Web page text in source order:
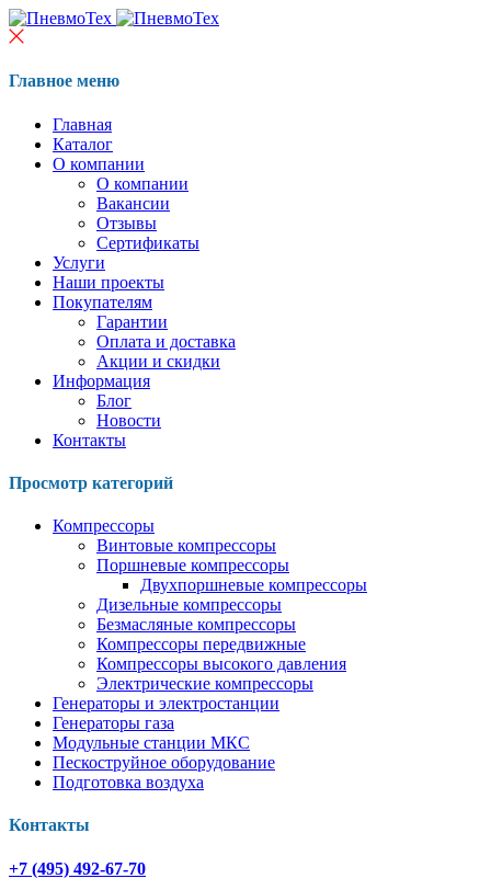
Главное меню
Главная
Каталог
О компании
О компании
Вакансии
Отзывы
Сертификаты
Услуги
Наши проекты
Покупателям
Гарантии
Оплата и доставка
Акции и скидки
Информация
Блог
Новости
Контакты
Просмотр категорий
Компрессоры
Винтовые компрессоры
Поршневые компрессоры
Двухпоршневые компрессоры
Дизельные компрессоры
Безмасляные компрессоры
Компрессоры передвижные
Компрессоры высокого давления
Электрические компрессоры
Генераторы и электростанции
Генераторы газа
Модульные станции МКС
Пескоструйное оборудование
Подготовка воздуха
Контакты
+7 (495) 492-67-70